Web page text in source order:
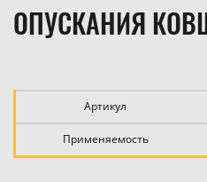
ОПУСКАНИЯ
Артикул
Применяемость